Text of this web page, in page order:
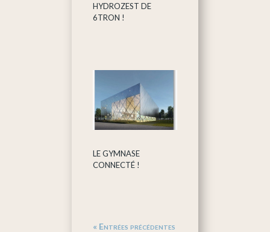
HYDROZEST DE
6TRON !
LE GYMNASE
CONNECTÉ !
« Entrées précédentes